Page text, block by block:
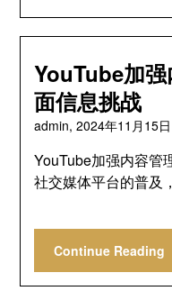
YouTube加
面信息挑战
admin,2024年11月15日
YouTube加强内容管
社交媒体平台的普及
Continue Reading